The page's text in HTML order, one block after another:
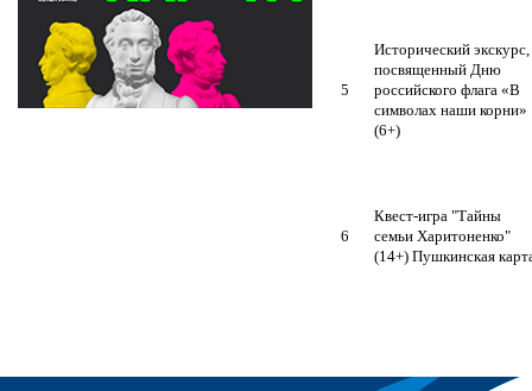
5
Исторический экскурс,
посвященный Дню
российского флага «В
символах наши корни»
(6+)
6
Квест-игра "Тайны
семьи Харитоненко"
(14+) Пушкинская